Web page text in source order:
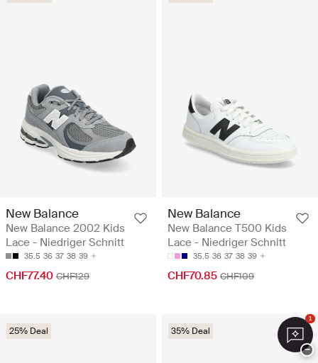
New Balance
New Balance 2002 Kids
Lace - Niedriger Schnitt
35.5 36 37 38 39
CHF77.40 CHF129
New Balance
New Balance T500 Kids
Lace - Niedriger Schnitt
35.5 36 37 38 39
CHF70.85 CHF109
25% Deal 35% Deal
1
−